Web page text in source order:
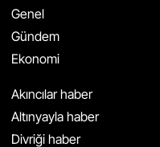
Genel
Gündem
Ekonomi
Akıncılar haber
Altınyayla haber
Divriği haber